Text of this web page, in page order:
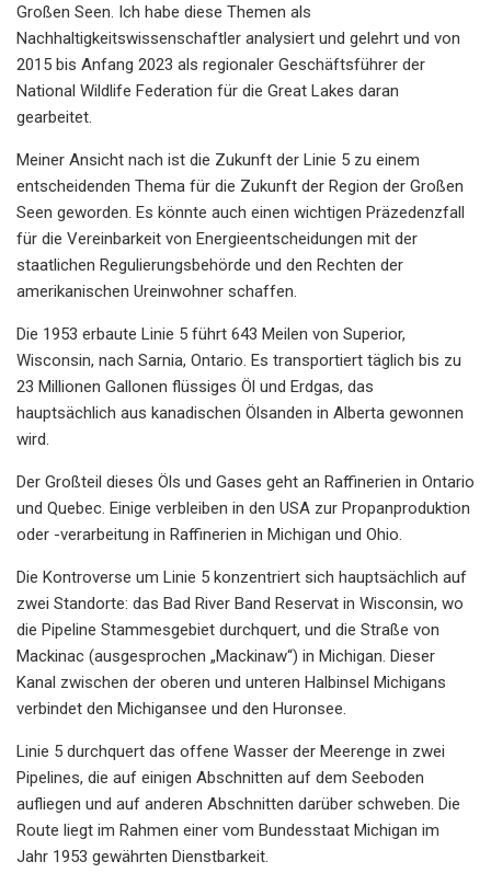
Großen Seen. Ich habe diese Themen als
Nachhaltigkeitswissenschaftler analysiert und gelehrt und von
2015 bis Anfang 2023 als regionaler Geschäftsführer der
National Wildlife Federation für die Great Lakes daran
gearbeitet.
Meiner Ansicht nach ist die Zukunft der Linie 5 zu einem
entscheidenden Thema für die Zukunft der Region der Großen
Seen geworden. Es könnte auch einen wichtigen Präzedenzfall
für die Vereinbarkeit von Energieentscheidungen mit der
staatlichen Regulierungsbehörde und den Rechten der
amerikanischen Ureinwohner schaffen.
Die 1953 erbaute Linie 5 führt 643 Meilen von Superior,
Wisconsin, nach Sarnia, Ontario. Es transportiert täglich bis zu
23 Millionen Gallonen flüssiges Öl und Erdgas, das
hauptsächlich aus kanadischen Ölsanden in Alberta gewonnen
wird.
Der Großteil dieses Öls und Gases geht an Raffinerien in Ontario
und Quebec. Einige verbleiben in den USA zur Propanproduktion
oder -verarbeitung in Raffinerien in Michigan und Ohio.
Die Kontroverse um Linie 5 konzentriert sich hauptsächlich auf
zwei Standorte: das Bad River Band Reservat in Wisconsin, wo
die Pipeline Stammesgebiet durchquert, und die Straße von
Mackinac (ausgesprochen „Mackinaw“) in Michigan. Dieser
Kanal zwischen der oberen und unteren Halbinsel Michigans
verbindet den Michigansee und den Huronsee.
Linie 5 durchquert das offene Wasser der Meerenge in zwei
Pipelines, die auf einigen Abschnitten auf dem Seeboden
aufliegen und auf anderen Abschnitten darüber schweben. Die
Route liegt im Rahmen einer vom Bundesstaat Michigan im
Jahr 1953 gewährten Dienstbarkeit.